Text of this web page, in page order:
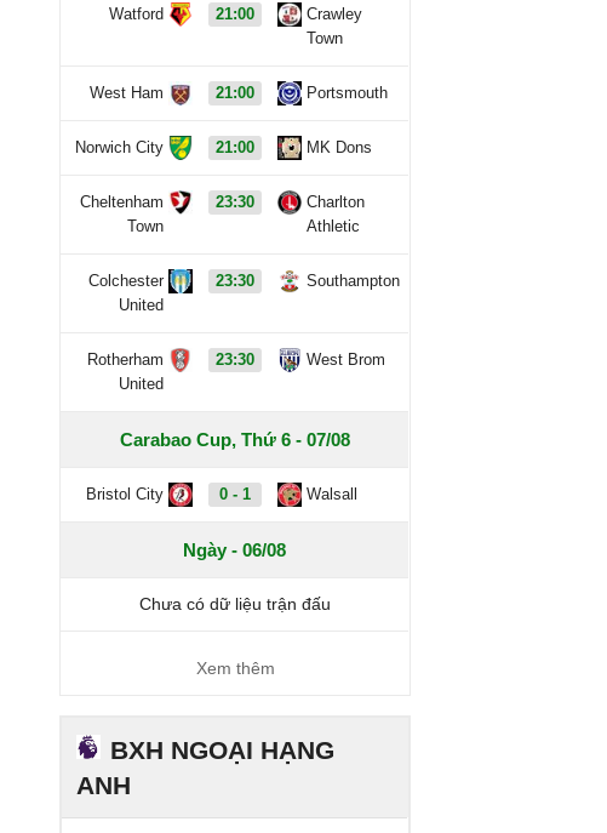
Watford 21:00
Crawley
Town
West Ham 21:00 Portsmouth
Norwich City 21:00 MK Dons
Cheltenham
Town
23:30
Charlton
Athletic
Colchester
United
23:30 Southampton
Rotherham
United
23:30 West Brom
Carabao Cup, Thứ 6 - 07/08
Bristol City 0 - 1 Walsall
Ngày - 06/08
Chưa có dữ liệu trận đấu
Xem thêm
BXH NGOẠI HẠNG
ANH